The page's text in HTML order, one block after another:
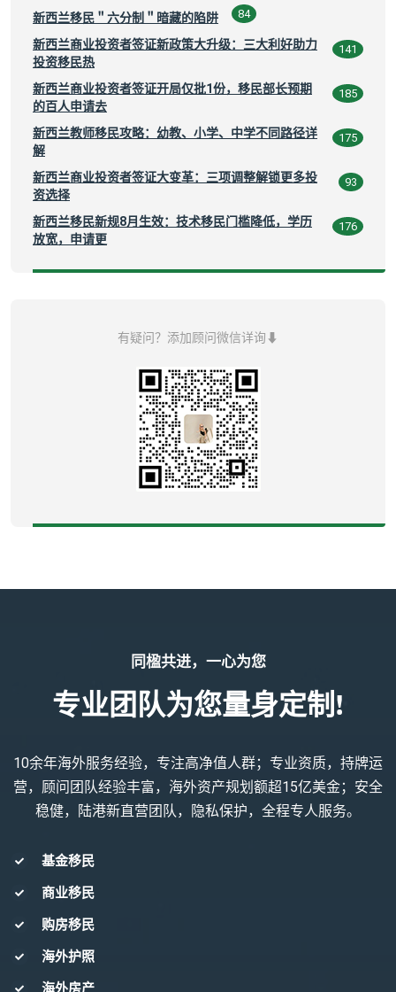
新西兰移民＂六分制＂暗藏的陷阱 84
新西兰商业投资者签证新政策大升级：三大利好助力
投资移民热
141
新西兰商业投资者签证开局仅批1份，移民部长预期
的百人申请去
185
新西兰教师移民攻略：幼教、小学、中学不同路径详
解
175
新西兰商业投资者签证大变革：三项调整解锁更多投
资选择
93
新西兰移民新规8月生效：技术移民门槛降低，学历
放宽，申请更
176
有疑问？添加顾问微信详询⬇
同楹共进，一心为您
专业团队为您量身定制!
10余年海外服务经验，专注高净值人群；专业资质，持牌运
营，顾问团队经验丰富，海外资产规划额超15亿美金；安全
稳健，陆港新直营团队，隐私保护，全程专人服务。
基金移民
商业移民
购房移民
海外护照
海外房产